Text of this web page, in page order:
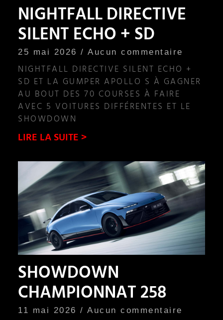
NIGHTFALL DIRECTIVE
SILENT ECHO + SD
25 mai 2026 Aucun commentaire
NIGHTFALL DIRECTIVE SILENT ECHO +
SD ET LA GUMPER APOLLO S À GAGNER
AU BOUT DES 70 COURSES À FAIRE
AVEC 5 VOITURES DIFFÉRENTES ET LE
SHOWDOWN
LIRE LA SUITE >
SHOWDOWN
CHAMPIONNAT 258
11 mai 2026 Aucun commentaire